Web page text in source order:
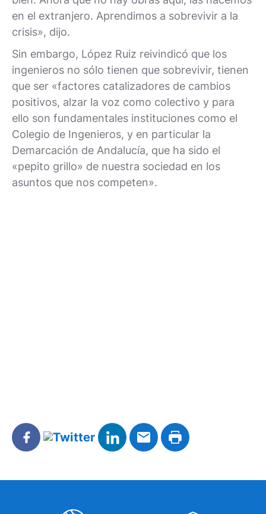
en el extranjero. Aprendimos a sobrevivir a la
crisis», dijo.
Sin embargo, López Ruiz reivindicó que los
ingenieros no sólo tienen que sobrevivir, tienen
que ser «factores catalizadores de cambios
positivos, alzar la voz como colectivo y para
ello son fundamentales instituciones como el
Colegio de Ingenieros, y en particular la
Demarcación de Andalucía, que ha sido el
«pepito grillo» de nuestra sociedad en los
asuntos que nos competen».